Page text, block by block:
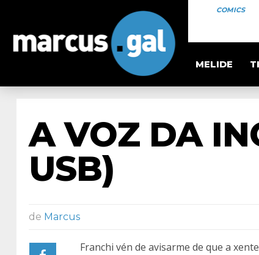
COMICS
MELIDE
A VOZ DA
USB)
de Marcus
Franchi vén de avisarme de que a